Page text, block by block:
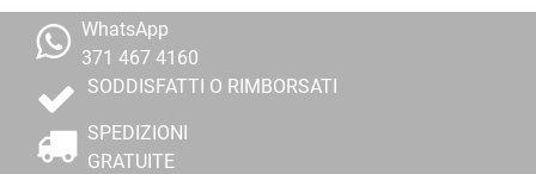
WhatsApp
371 467 4160
SODDISFATTI O RIMBORSATI
SPEDIZIONI
GRATUITE